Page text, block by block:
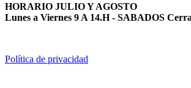
HORARIO JULIO Y AGOSTO
Lunes a Viernes 9 A 14.H - SABADOS
Política de privacidad